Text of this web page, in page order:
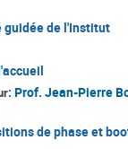
guidée de l'Institut
: Prof. Jean-Pierre
de phase et